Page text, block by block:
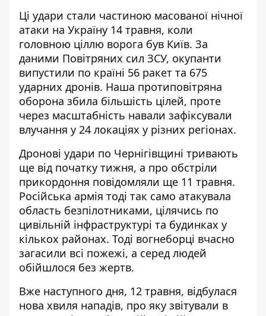
Ці удари стали частиною масованої нічної
атаки на Україну 14 травня, коли
головною ціллю ворога був Київ. За
даними Повітряних сил ЗСУ, окупанти
випустили по країні 56 ракет та 675
ударних дронів. Наша протиповітряна
оборона збила більшість цілей, проте
через масштабність навали зафіксували
влучання у 24 локаціях у різних регіонах.
Дронові удари по Чернігівщині тривають
ще від початку тижня, а про обстріли
прикордоння повідомляли ще 11 травня.
Російська армія тоді так само атакувала
область безпілотниками, цілячись по
цивільній інфраструктурі та будинках у
кількох районах. Тоді вогнеборці вчасно
загасили всі пожежі, а серед людей
обійшлося без жертв.
Вже наступного дня, 12 травня, відбулася
нова хвиля нападів, про яку звітували в